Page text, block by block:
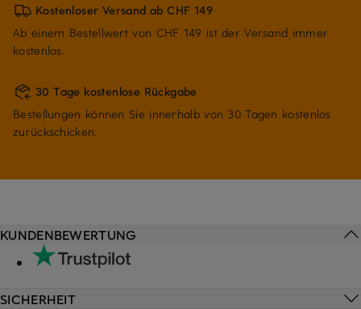
Kostenloser Versand ab CHF 149
Ab einem Bestellwert von CHF 149 ist der Versand immer
kostenlos.
30 Tage kostenlose Rückgabe
Bestellungen können Sie innerhalb von 30 Tagen kostenlos
zurückschicken.
KUNDENBEWERTUNG
SICHERHEIT